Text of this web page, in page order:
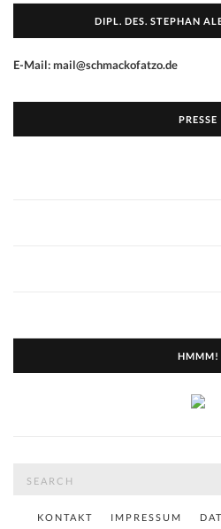
DIPL. DES. STEPHAN
E-Mail: mail@schmackofatzo.de
PRESSE
HMMM!
KONTAKT IMPRESSUM